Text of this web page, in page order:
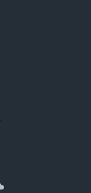
SoundCloud